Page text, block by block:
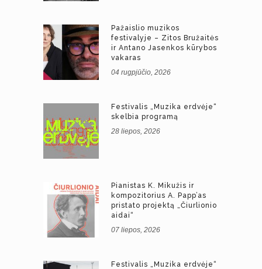
Pažaislio muzikos
festivalyje – Zitos Bružaitės
ir Antano Jasenkos kūrybos
vakaras
04 rugpjūčio, 2026
Festivalis „Muzika erdvėje“
skelbia programą
28 liepos, 2026
Pianistas K. Mikužis ir
kompozitorius A. Papp’as
pristato projektą „Čiurlionio
aidai“
07 liepos, 2026
Festivalis „Muzika erdvėje“